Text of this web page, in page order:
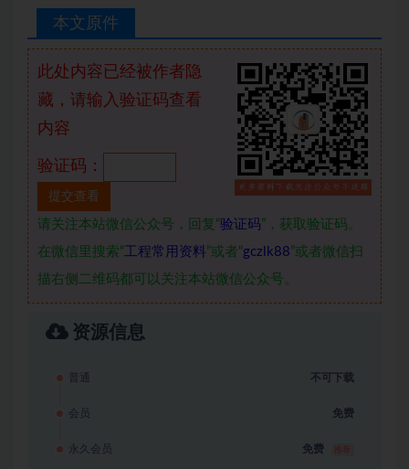
本文原件
此处内容已经被作者隐
藏，请输入验证码查看
内容
验证码：
请关注本站微信公众号，回复“验证码”，获取验证码。
在微信里搜索“ 工程常用资料”或者“gczlk88”或者微信扫
描右侧二维码都可以关注本站微信公众号。
资源信息
普通 不可下载
会员 免费
永久会员 免费